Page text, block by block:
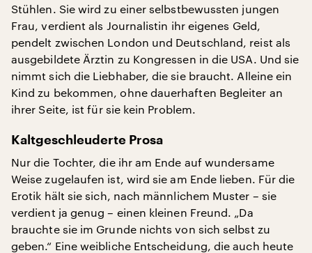
Stühlen. Sie wird zu einer selbstbewussten jungen
Frau, verdient als Journalistin ihr eigenes Geld,
pendelt zwischen London und Deutschland, reist als
ausgebildete Ärztin zu Kongressen in die USA. Und sie
nimmt sich die Liebhaber, die sie braucht. Alleine ein
Kind zu bekommen, ohne dauerhaften Begleiter an
ihrer Seite, ist für sie kein Problem.
Kaltgeschleuderte Prosa
Nur die Tochter, die ihr am Ende auf wundersame
Weise zugelaufen ist, wird sie am Ende lieben. Für die
Erotik hält sie sich, nach männlichem Muster – sie
verdient ja genug – einen kleinen Freund. „Da
brauchte sie im Grunde nichts von sich selbst zu
geben.“ Eine weibliche Entscheidung, die auch heute